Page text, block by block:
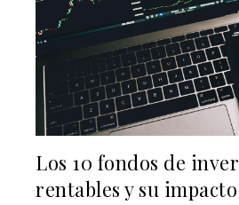
Los 10 fondos de
rentables y su